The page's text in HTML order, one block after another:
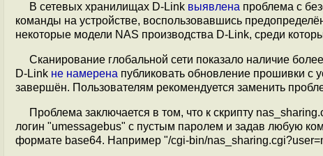
В сетевых хранилищах D-Link выявлена проблема с
команды на устройстве, воспользовавшись
некоторые модели NAS производства D-Link, среди
Сканирование глобальной сети показало наличие
D-Link не намерена публиковать обновление прошивки с
завершён. Пользователям рекомендуется заменить
Проблема заключается в том, что к скрипту
логин "umessagebus" с пустым паролем и задав любую
формате base64. Например "/cgi-bin/